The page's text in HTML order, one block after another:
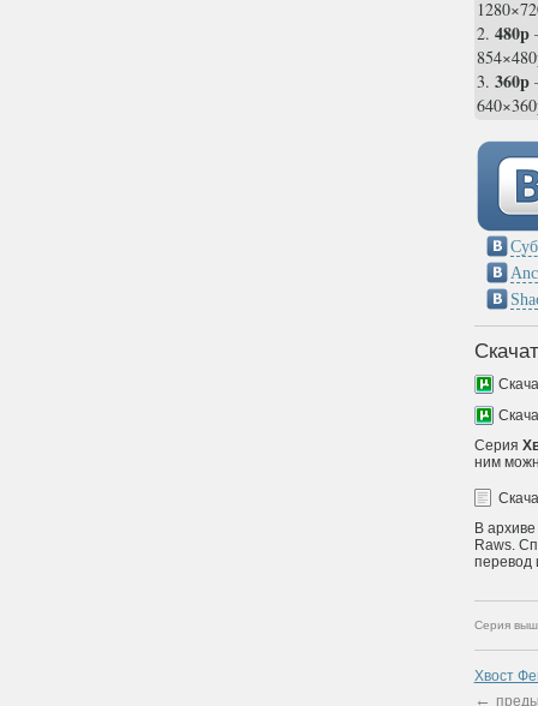
2. 480p
3. 360p
Серия
ним
В
Raws.
перевод
Серия
Хвост
←